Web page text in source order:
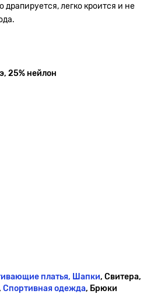
драпируется, легко кроится и не
25% нейлон
платья, Шапки, Свитера,
Спортивная одежда, Брюки